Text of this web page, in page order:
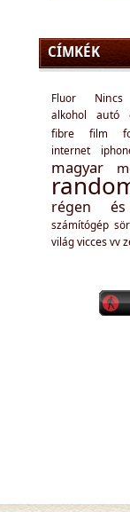
CÍMKÉK
Fluor
alkohol autó
fibre film
internet
magyar
régen
számítógép sör
világ vicces vv